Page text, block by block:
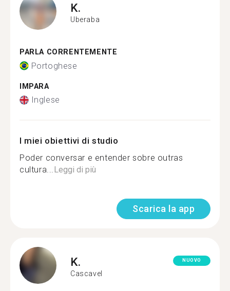
K.
Uberaba
PARLA CORRENTEMENTE
Portoghese
IMPARA
Inglese
I miei obiettivi di studio
Poder conversar e entender sobre outras
cultura...Leggi di più
Scarica la app
K.
Cascavel
NUOVO